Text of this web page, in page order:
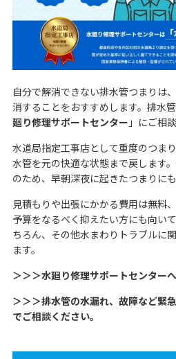
自分で解消できない排水管つまりは
消することをおすすめします。排水
廻り修理サポートセンター 」にご相
水道局指定工事店として重度のつま
水管を元の快適な状態まで戻します。
のため、早朝深夜に起きたつまりに
見積もりや出張にかかる費用は無料
予算をなるべく抑えたい方にも向い
ちろん、その他水まわりトラブルに
ます。
＞＞＞水廻り修理サポートセンター
＞＞＞排水管の水漏れ、故障など緊
でご相談ください。